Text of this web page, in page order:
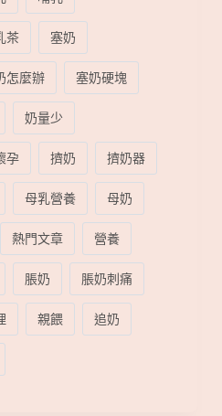
茶
塞奶
怎麼辦
塞奶硬塊
奶量少
孕 擠奶
擠奶器
母乳營養
母奶
熱門文章
營養
脹奶
脹奶刺痛
親餵
追奶